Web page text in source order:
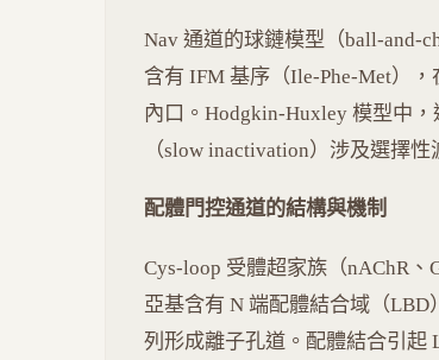
Nav 通道的球鏈模型（ball-and-
含有 IFM 基序（Ile-Phe-Met）
內口。Hodgkin-Huxley 模型中
（slow inactivation）涉及選擇
配體門控通道的結構與機制
Cys-loop 受體超家族（nAChR
亞基含有 N 端配體結合域（
列形成離子孔道。配體結合引起